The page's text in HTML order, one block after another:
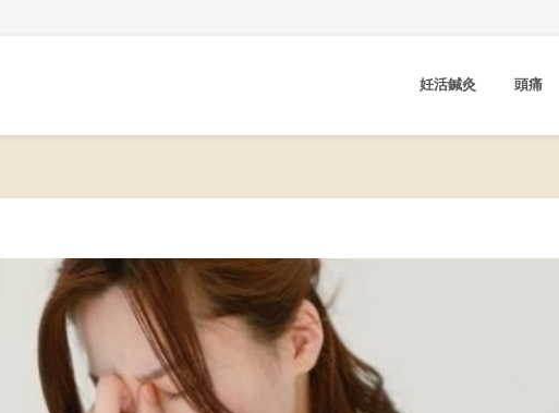
妊活鍼灸 頭痛